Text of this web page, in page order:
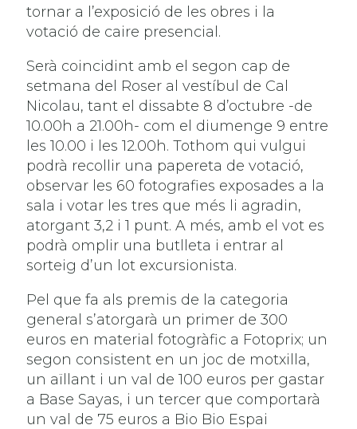
tornar a l’exposició de les obres i la
votació de caire presencial.
Serà coincidint amb el segon cap de
setmana del Roser al vestíbul de Cal
Nicolau, tant el dissabte 8 d’octubre -de
10.00h a 21.00h- com el diumenge 9 entre
les 10.00 i les 12.00h. Tothom qui vulgui
podrà recollir una papereta de votació,
observar les 60 fotografies exposades a la
sala i votar les tres que més li agradin,
atorgant 3,2 i 1 punt. A més, amb el vot es
podrà omplir una butlleta i entrar al
sorteig d’un lot excursionista.
Pel que fa als premis de la categoria
general s’atorgarà un primer de 300
euros en material fotogràfic a Fotoprix; un
segon consistent en un joc de motxilla,
un aïllant i un val de 100 euros per gastar
a Base Sayas, i un tercer que comportarà
un val de 75 euros a Bio Bio Espai